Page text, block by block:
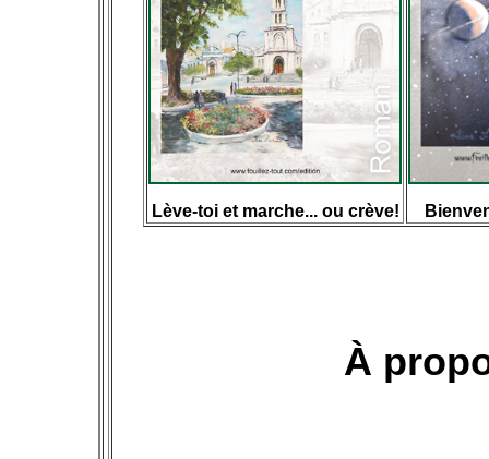
Lève-toi et marche... ou crève!
À